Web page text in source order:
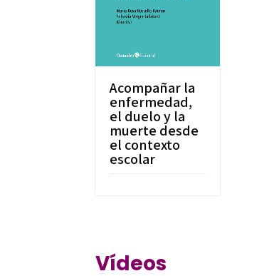
Acompañar la
enfermedad,
el duelo y la
muerte desde
el contexto
escolar
Vídeos